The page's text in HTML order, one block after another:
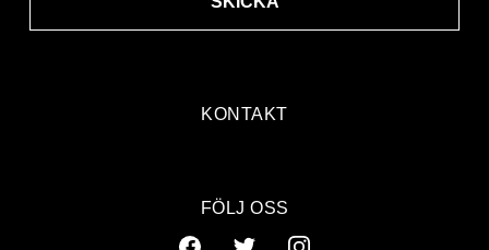
KONTAKT
FÖLJ OSS